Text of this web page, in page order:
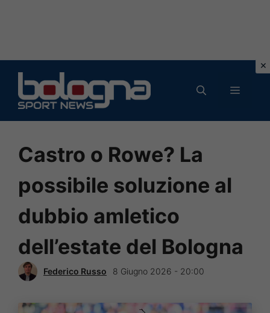
contenuto
MENU
Castro o Rowe? La
possibile soluzione al
dubbio amletico
dell’estate del Bologna
Federico Russo 8 Giugno 2026 - 20:00